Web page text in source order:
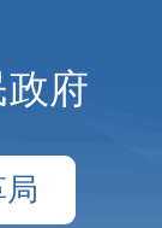
府